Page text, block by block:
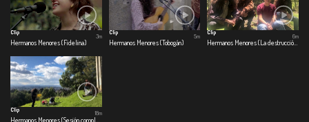
Clip
Hermanos Menores (Fidelina)
3m
Clip
Hermanos Menores (Tobogán)
5m
Clip
6m
Clip
18m